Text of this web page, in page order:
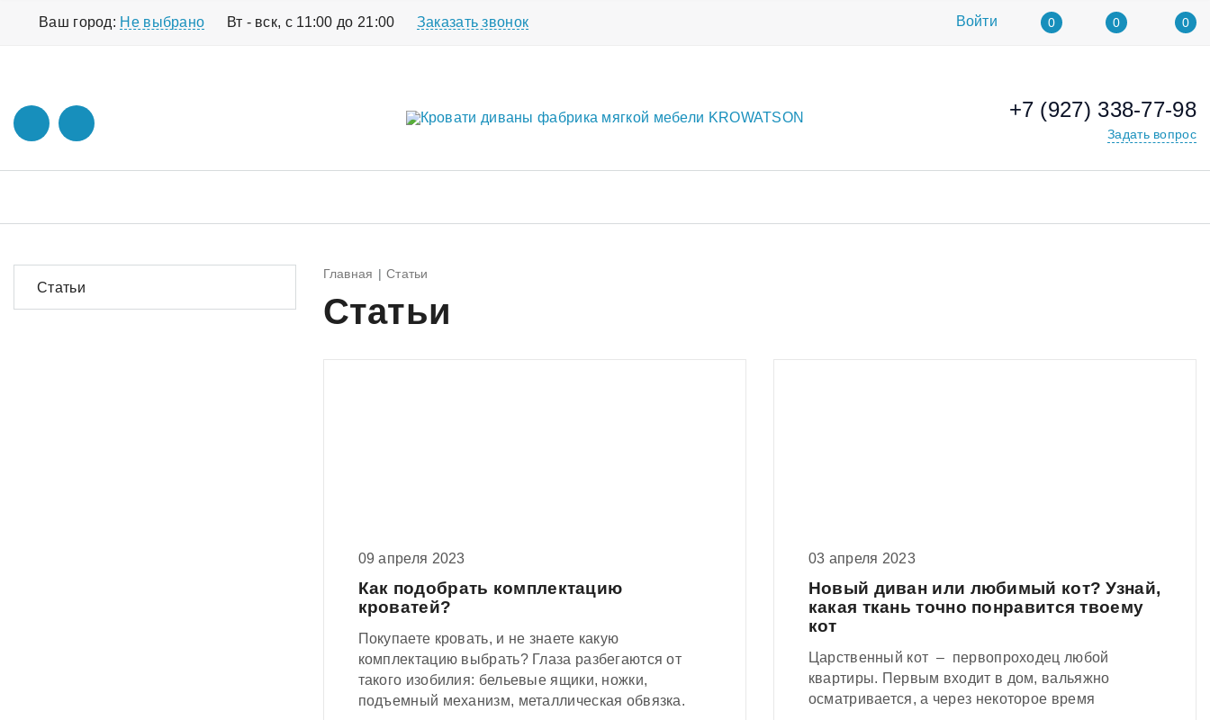
Ваш город: Не выбрано Вт - вск, с 11:00 до 21:00 Заказать звонок Войти 0 0 0
+7 (927) 338-77-98
Задать вопрос
Главная Статьи
Статьи
09 апреля 2023
Как подобрать комплектацию
кроватей?
Покупаете кровать, и не знаете какую
комплектацию выбрать? Глаза разбегаются от
такого изобилия: бельевые ящики, ножки,
подъемный механизм, металлическая обвязка.
03 апреля 2023
Новый диван или любимый кот? Узнай,
какая ткань точно понравится твоему
кот
Царственный кот – первопроходец любой
квартиры. Первым входит в дом, вальяжно
осматривается, а через некоторое время
Статьи